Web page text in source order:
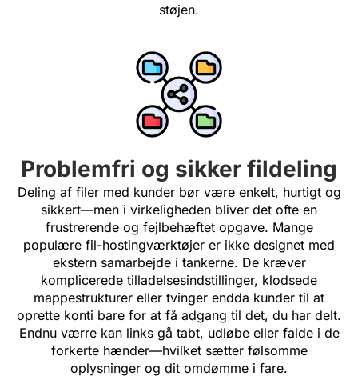
støjen.
Problemfri og sikker fildeling
Deling af filer med kunder bør være enkelt, hurtigt og
sikkert—men i virkeligheden bliver det ofte en
frustrerende og fejlbehæftet opgave. Mange
populære fil-hostingværktøjer er ikke designet med
ekstern samarbejde i tankerne. De kræver
komplicerede tilladelsesindstillinger, klodsede
mappestrukturer eller tvinger endda kunder til at
oprette konti bare for at få adgang til det, du har delt.
Endnu værre kan links gå tabt, udløbe eller falde i de
forkerte hænder—hvilket sætter følsomme
oplysninger og dit omdømme i fare.